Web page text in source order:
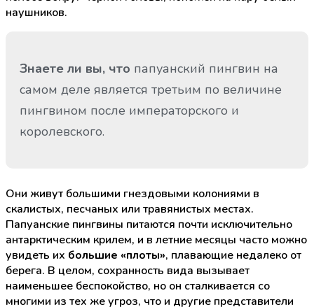
наушников.
Знаете ли вы, что папуанский пингвин на
самом деле является третьим по величине
пингвином после императорского и
королевского.
Они живут большими гнездовыми колониями в
скалистых, песчаных или травянистых местах.
Папуанские пингвины питаются почти исключительно
антарктическим крилем, и в летние месяцы часто можно
увидеть их большие «плоты», плавающие недалеко от
берега. В целом, сохранность вида вызывает
наименьшее беспокойство, но он сталкивается со
многими из тех же угроз, что и другие представители